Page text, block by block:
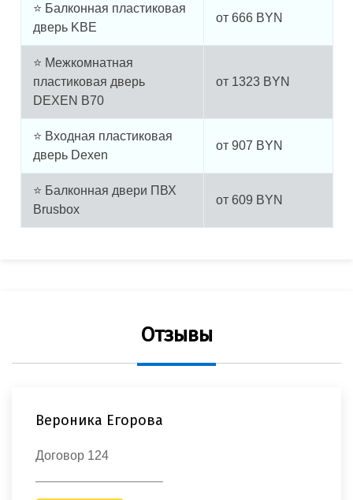
⭐ Балконная пластиковая
дверь KBE
от 666 BYN
⭐ Межкомнатная
пластиковая дверь
DEXEN B70
от 1323 BYN
⭐ Входная пластиковая
дверь Dexen
от 907 BYN
⭐ Балконная двери ПВХ
Brusbox
от 609 BYN
Отзывы
Вероника Егорова
Договор 124